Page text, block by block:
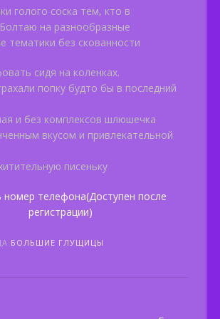
голого соска тем, кто в
на разнообразные
тематики без скованности
сидя на коленках.
попку будто бы в последний
и без комплексов шлюшечка
вкусом и привлекательной
писеньку
номер телефона(Доступен после
регистрации)
БОЛЬШИЕ ГЛУЩИЦЫ